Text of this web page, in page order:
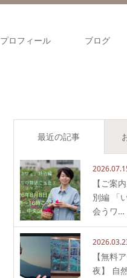
プロフィール ブログ
最近の記事
【ご案
別編 「
会うワ…
【無料
夜】 自